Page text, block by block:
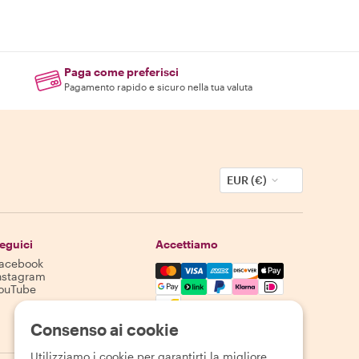
Paga come preferisci
Pagamento rapido e sicuro nella tua valuta
EUR (€)
Accettiamo
Mastercard, Visa, Amex,
Consenso ai cookie
Utilizziamo i cookie per garantirti la migliore